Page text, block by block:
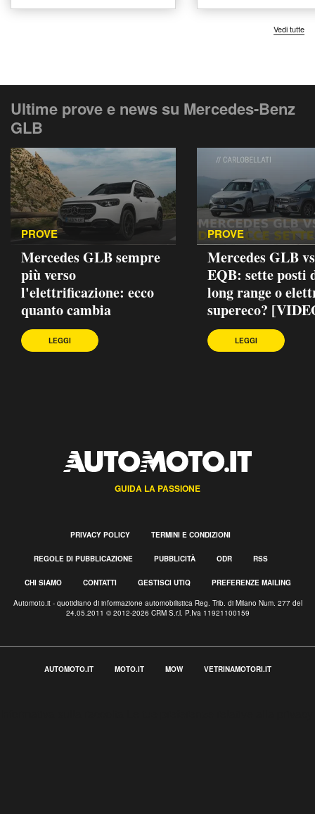
Vedi tutte
Ultime prove e news su Mercedes-Benz
GLB
PROVE
Mercedes GLB sempre
più verso
l'elettrificazione: ecco
quanto cambia
LEGGI
PROVE
Mercedes GLB vs
EQB: sette posti
long range o
supereco?
LEGGI
GUIDA LA PASSIONE
PRIVACY POLICY TERMINI E CONDIZIONI
REGOLE DI PUBBLICAZIONE PUBBLICITÀ ODR RSS
CHI SIAMO CONTATTI GESTISCI UTIQ PREFERENZE MAILING
Automoto.it - quotidiano di informazione automobilistica Reg. Trib. di Milano Num. 277 del
24.05.2011 © 2012-2026 CRM S.r.l. P.Iva 11921100159
AUTOMOTO.IT MOTO.IT MOW VETRINAMOTORI.IT